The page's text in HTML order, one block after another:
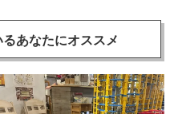
あなたにオススメ